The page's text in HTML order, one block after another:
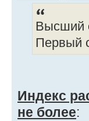
Высший
Первый
Индекс
не более: